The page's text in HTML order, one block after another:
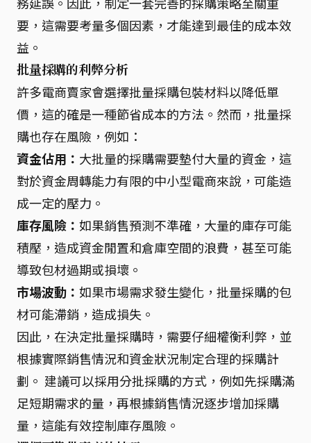
要，這需要考量多個因素，才能達到最佳的成本效
益。
批量採購的利弊分析
許多電商賣家會選擇批量採購包裝材料以降低單
價，這的確是一種節省成本的方法。然而，批量採
購也存在風險，例如：
資金佔用： 大批量的採購需要墊付大量的資金，這
對於資金周轉能力有限的中小型電商來說，可能造
成一定的壓力。
庫存風險： 如果銷售預測不準確，大量的庫存可能
積壓，造成資金閒置和倉庫空間的浪費，甚至可能
導致包材過期或損壞。
市場波動： 如果市場需求發生變化，批量採購的包
材可能滯銷，造成損失。
因此，在決定批量採購時，需要仔細權衡利弊，並
根據實際銷售情況和資金狀況制定合理的採購計
劃。 建議可以採用分批採購的方式，例如先採購滿
足短期需求的量，再根據銷售情況逐步增加採購
量，這能有效控制庫存風險。